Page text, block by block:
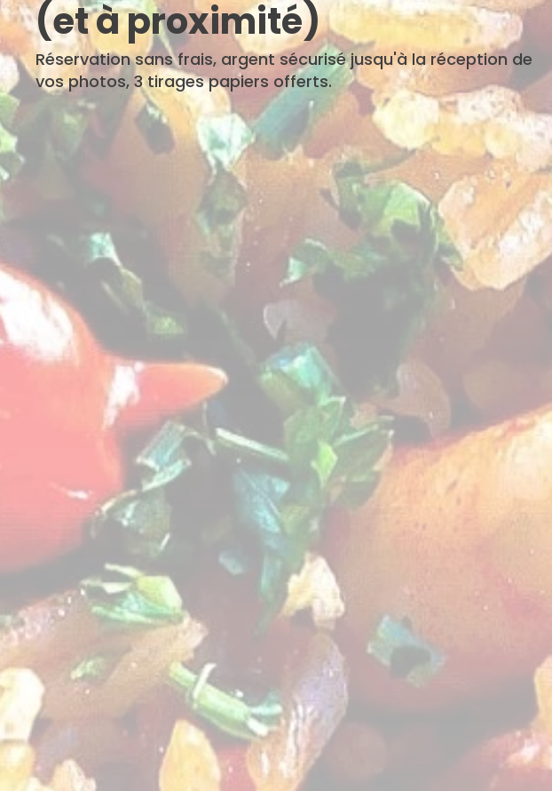
(et à proximité)
Réservation sans frais, argent sécurisé jusqu'à la réception de
vos photos, 3 tirages papiers offerts.